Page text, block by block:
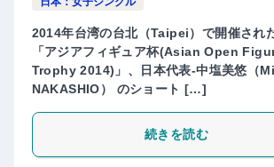
2014年台湾の台北（Taipei）で開催され
「アジアフィギュア杯(Asian Open
Trophy 2014)」、日本代表-中塩美悠（
NAKASHIO） のショート […]
続きを読む